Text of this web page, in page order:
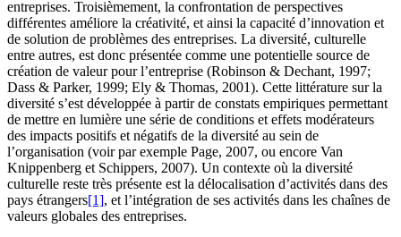
entreprises. Troisièmement, la confrontation de perspectives
différentes améliore la créativité, et ainsi la capacité d’innovation et
de solution de problèmes des entreprises. La diversité, culturelle
entre autres, est donc présentée comme une potentielle source de
création de valeur pour l’entreprise (Robinson & Dechant, 1997;
Dass & Parker, 1999; Ely & Thomas, 2001). Cette littérature sur la
diversité s’est développée à partir de constats empiriques permettant
de mettre en lumière une série de conditions et effets modérateurs
des impacts positifs et négatifs de la diversité au sein de
l’organisation (voir par exemple Page, 2007, ou encore Van
Knippenberg et Schippers, 2007). Un contexte où la diversité
culturelle reste très présente est la délocalisation d’activités dans des
pays étrangers[1], et l’intégration de ses activités dans les chaînes de
valeurs globales des entreprises.